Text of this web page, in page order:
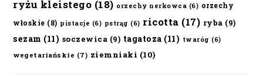
ryżu kleistego (18) orzechy nerkowca (6) orzechy
włoskie (8) pistacje (6) pstrąg (6) ricotta (17) ryba (9)
sezam (11) soczewica (9) tagatoza (11) twaróg (6)
wegetariańskie (7) ziemniaki (10)